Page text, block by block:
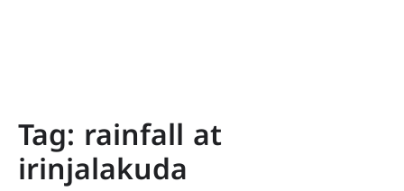
Tag: rainfall at
irinjalakuda